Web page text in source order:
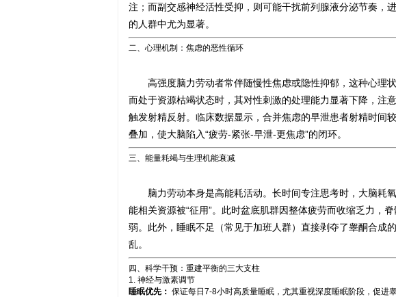
注；而副交感神经活性受抑，则可能干扰前列腺液分泌节奏，
的人群中尤为显著。
二、心理机制：焦虑的恶性循环
高强度脑力劳动者常伴随慢性焦虑或隐性抑郁，这种心理
而处于资源枯竭状态时，其对性刺激的处理能力显著下降，注
触发射精反射。临床数据显示，合并焦虑的早泄患者射精时间
叠加，使大脑陷入“疲劳-紧张-早泄-更焦虑”的闭环。
三、能量耗竭与生理机能衰减
脑力劳动本身是高能耗活动。长时间专注思考时，大脑耗
能相关资源被“征用”。此时盆底肌群因整体疲劳而收缩乏力，
弱。此外，睡眠不足（常见于加班人群）直接剥夺了睾酮合成
乱。
四、科学干预：重建平衡的三大支柱
1. 神经与激素调节
睡眠优先： 保证每日7-8小时高质量睡眠，尤其重视深度睡眠阶段，促进睾